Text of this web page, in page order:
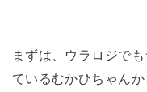
まずは、ウラロジで
ているむかひちゃんか